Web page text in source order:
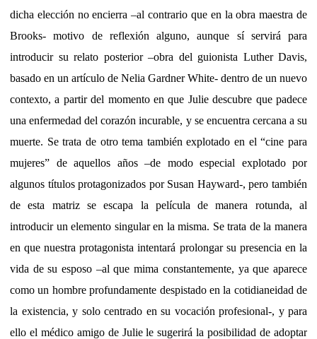
dicha elección no encierra –al contrario que en la obra maestra de
Brooks- motivo de reflexión alguno, aunque sí servirá para
introducir su relato posterior –obra del guionista Luther Davis,
basado en un artículo de Nelia Gardner White- dentro de un nuevo
contexto, a partir del momento en que Julie descubre que padece
una enfermedad del corazón incurable, y se encuentra cercana a su
muerte. Se trata de otro tema también explotado en el “cine para
mujeres” de aquellos años –de modo especial explotado por
algunos títulos protagonizados por Susan Hayward-, pero también
de esta matriz se escapa la película de manera rotunda, al
introducir un elemento singular en la misma. Se trata de la manera
en que nuestra protagonista intentará prolongar su presencia en la
vida de su esposo –al que mima constantemente, ya que aparece
como un hombre profundamente despistado en la cotidianeidad de
la existencia, y solo centrado en su vocación profesional-, y para
ello el médico amigo de Julie le sugerirá la posibilidad de adoptar